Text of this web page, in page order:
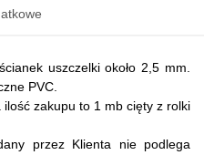
uszczelki około 2,5 mm.
PVC.
zakupu to 1 mb cięty z rolki
przez Klienta nie podlega